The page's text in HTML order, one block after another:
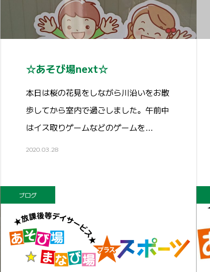
☆あそび場next☆
本日は桜の花見をしながら川沿いをお散
歩してから室内で過ごしました。午前中
はイス取りゲームなどのゲームを…
2020.03.28
ブログ